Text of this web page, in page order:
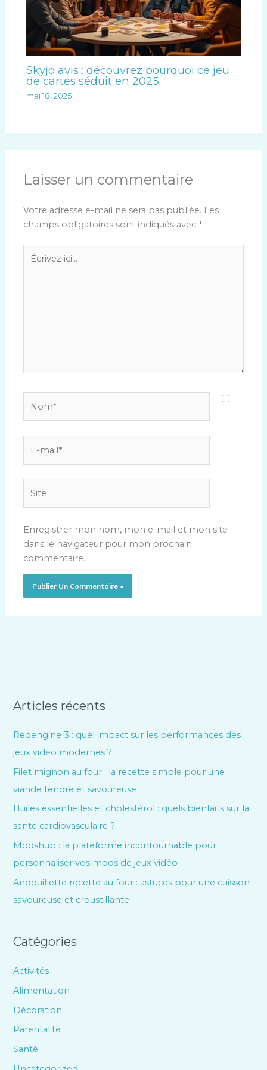
Skyjo avis : découvrez pourquoi ce jeu
de cartes séduit en 2025.
mai 18, 2025
Laisser un commentaire
Votre adresse e-mail ne sera pas publiée. Les
champs obligatoires sont indiqués avec *
Écrivez
mail*
Enregistrer mon nom, mon e-mail et mon site
dans le navigateur pour mon prochain
commentaire.
Articles récents
Redengine 3 : quel impact sur les performances des
jeux vidéo modernes ?
Filet mignon au four : la recette simple pour une
viande tendre et savoureuse
Huiles essentielles et cholestérol : quels bienfaits sur la
santé cardiovasculaire ?
Modshub : la plateforme incontournable pour
personnaliser vos mods de jeux vidéo
Andouillette recette au four : astuces pour une cuisson
savoureuse et croustillante
Catégories
Activités
Alimentation
Décoration
Parentalité
Santé